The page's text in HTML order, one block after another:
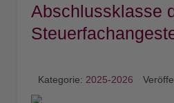
Abschlussklasse
Kategorie:2025-2026